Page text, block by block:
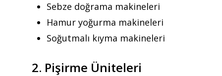
Sebze doğrama makineleri
Hamur yoğurma makineleri
Soğutmalı kıyma makineleri
2. Pişirme Üniteleri